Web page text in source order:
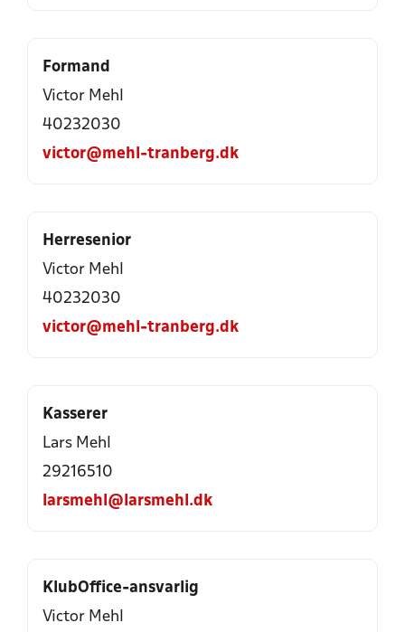
Formand
Victor Mehl
40232030
victor@mehl-tranberg.dk
Herresenior
Victor Mehl
40232030
victor@mehl-tranberg.dk
Kasserer
Lars Mehl
29216510
larsmehl@larsmehl.dk
KlubOffice-ansvarlig
Victor Mehl